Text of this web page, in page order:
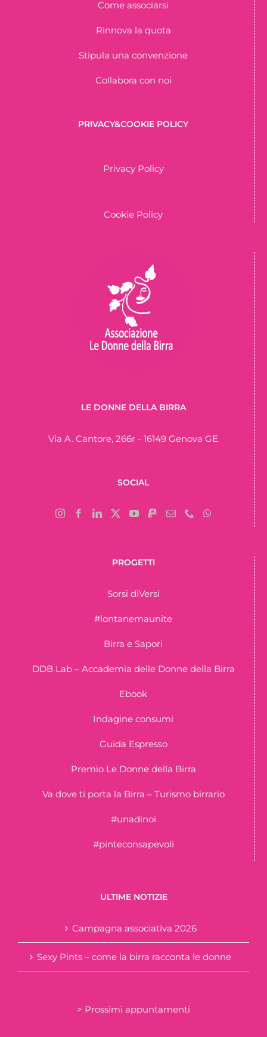
Come associarsi
Rinnova la quota
Stipula una convenzione
Collabora con noi
PRIVACY&COOKIE POLICY
Privacy Policy
Cookie Policy
LE DONNE DELLA BIRRA
Via A. Cantore, 266r - 16149 Genova GE
SOCIAL
PROGETTI
Sorsi diVersi
#lontanemaunite
Birra e Sapori
DDB Lab – Accademia delle Donne della Birra
Ebook
Indagine consumi
Guida Espresso
Premio Le Donne della Birra
Va dove ti porta la Birra – Turismo birrario
#unadinoi
#pinteconsapevoli
ULTIME NOTIZIE
Campagna associativa 2026
Sexy Pints – come la birra racconta le donne
> Prossimi appuntamenti